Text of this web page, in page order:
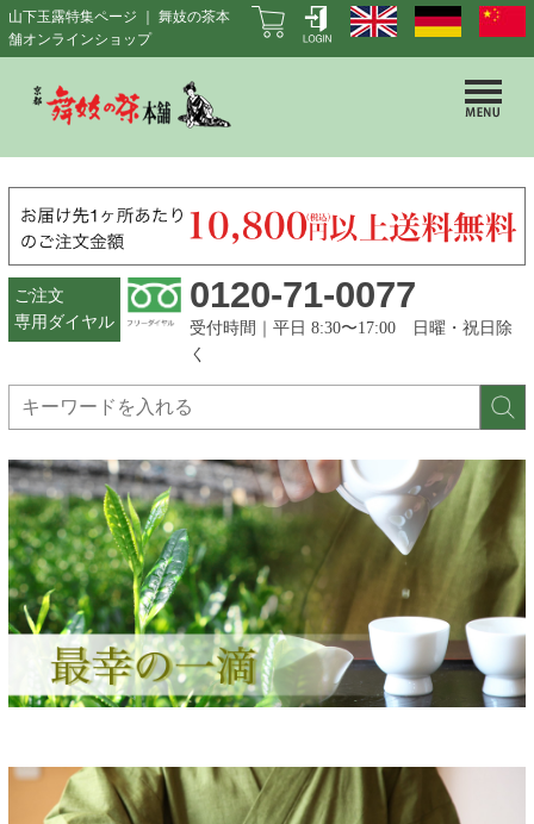
山下玉露特集ページ ｜ 舞妓の茶本
舗オンラインショップ
ご注文
専用ダイヤル
0120-71-0077
受付時間｜平日 8:30〜17:00 日曜・祝日除
く